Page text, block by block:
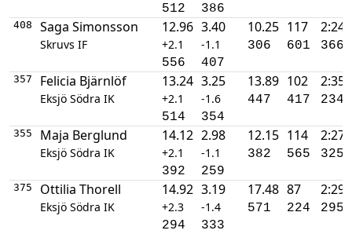
512 386
408 Saga Simonsson
Skruvs IF
12.96
+2.1
556
3.40
-1.1
407
10.25
306
117
601 366
357 Felicia Bjärnlöf
Eksjö Södra IK
13.24
+2.1
514
3.25
-1.6
354
13.89
447
102
417 234
355 Maja Berglund
Eksjö Södra IK
14.12
+2.1
392
2.98
-1.1
259
12.15
382
114
565 325
375 Ottilia Thorell
Eksjö Södra IK
14.92
+2.3
294
3.19
-1.4
333
17.48
571
87
224 295